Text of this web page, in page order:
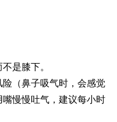
是膝下。
（鼻子吸气时，会感觉
慢慢吐气，建议每小时